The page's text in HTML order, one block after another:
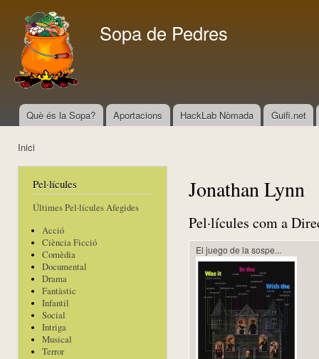
Sopa de Pedres
Menú principal
Què és la Sopa? Aportacions HackLab Nòmada Guifi.net
Inici
Pel·lícules
Últimes Pel·lícules Afegides
Acció
Ciència Ficció
Comèdia
Documental
Drama
Fantàstic
Infantil
Social
Intriga
Musical
Terror
Jonathan Lynn
Pel·lícules com a
El juego de la sospe...